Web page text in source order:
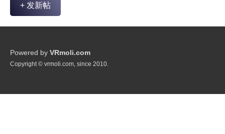
+ 发新帖
Powered by VRmoli.com
Copyright © vrmoli.com, since 2010.